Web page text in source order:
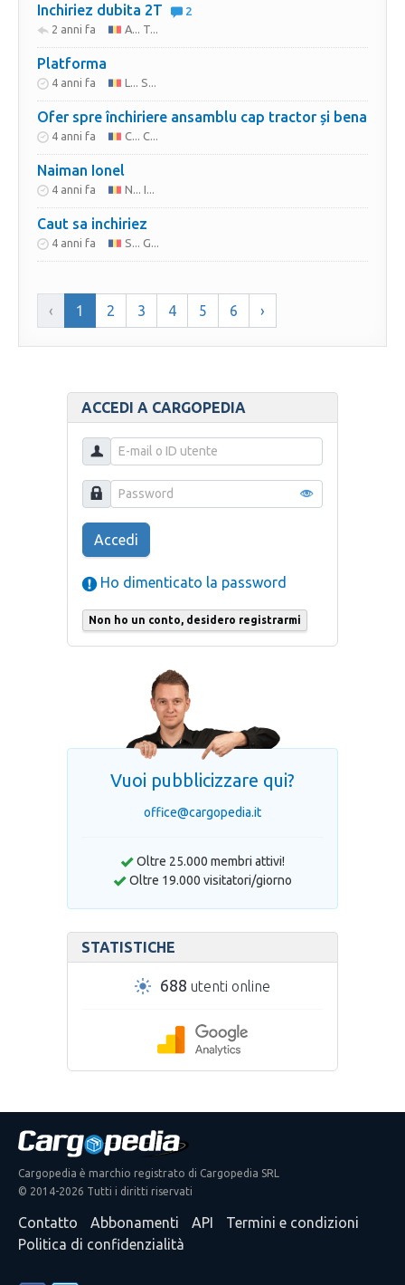
ACCEDI A CARGOPEDIA
Accedi
Ho dimenticato la password
Non ho un conto, desidero registrarmi
Vuoi pubblicizzare qui?
office@cargopedia.it
Oltre 25.000 membri attivi!
Oltre 19.000 visitatori/giorno
STATISTICHE
688 utenti online
Inchiriez dubita 2T
2
2 anni fa
A... T...
Platforma
4 anni fa L... S...
Ofer spre închiriere ansamblu cap tractor și bena
4 anni fa C... C...
Naiman Ionel
4 anni fa N... I...
Caut sa inchiriez
4 anni fa S... G...
‹ 1 2 3 4 5 6 ›
Cargopedia è marchio registrato di Cargopedia SRL
© 2014-2026 Tutti i diritti riservati
Contatto Abbonamenti API
Termini e condizioni
Politica di confidenzialità